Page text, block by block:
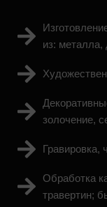
из: металла,
золочение,
Гравировка,
Обработка
травертин;